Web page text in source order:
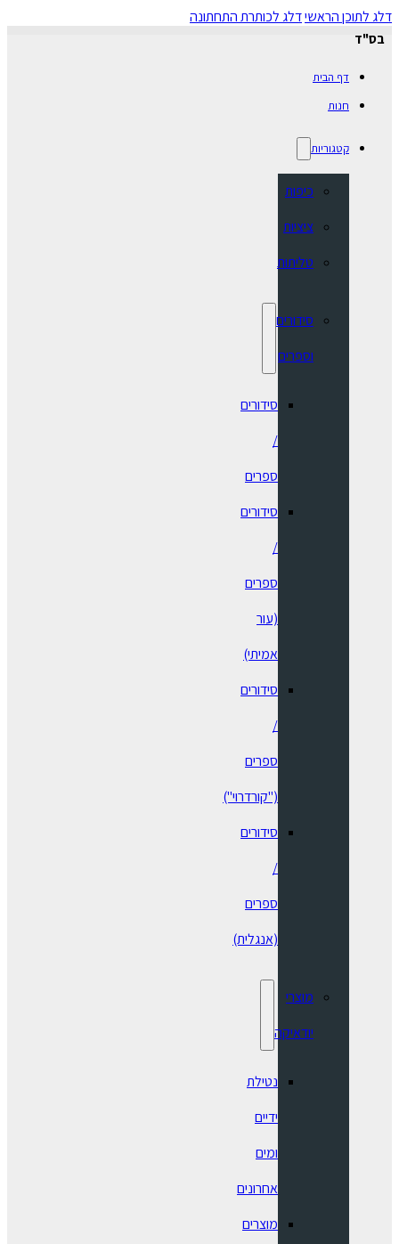
דלג לתוכן הראשידלג לכותרת התחתונה
בס"ד
דף הבית
חנות
קטגוריות
כיפות
ציציות
טליתות
סידורים
וספרים
סידורים
/
ספרים
⁠סידורים
/
ספרים
(עור
אמיתי)
סידורים
/
ספרים
("קורדרוי")
סידורים
/
ספרים
(אנגלית)
מוצרי
יודאיקה
נטילת
ידיים
ומים
אחרונים
מוצרים